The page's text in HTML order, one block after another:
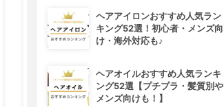
ogaland(オーガランド)
ヘアアイロンおすすめ人気ラン
キング52選！初心者・メンズ向
け・海外対応も♪
ヘアオイルおすすめ人気ランキ
ング52選【プチプラ・髪質別や
メンズ向けも！】